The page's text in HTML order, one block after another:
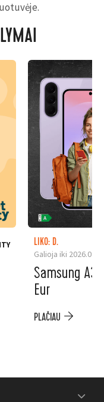
LIKO: D.
Galioja iki
Samsung
Eur
PLAČIAU